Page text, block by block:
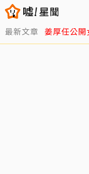
最新文章 姜厚任公開